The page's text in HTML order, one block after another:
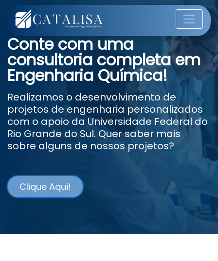
Conte com uma
consultoria completa em
Engenharia Química!
Realizamos o desenvolvimento de
projetos de engenharia personalizados
com o apoio da Universidade Federal do
Rio Grande do Sul. Quer saber mais
sobre alguns de nossos projetos?
Clique Aqui!